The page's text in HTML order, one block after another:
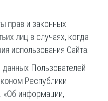
прав и законных
лиц в случаях, когда
использования Сайта.
Пользователей
Республики
«Об информации,